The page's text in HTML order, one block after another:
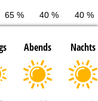
65 % 40 % 40 %
Abends Nachts